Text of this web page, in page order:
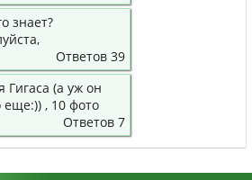
знает?
Ответов 39
Гигаса (а уж он
еще:)) , 10 фото
Ответов 7